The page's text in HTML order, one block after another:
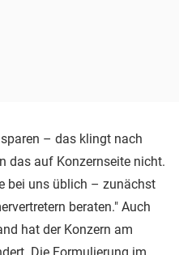
– das klingt nach
das auf Konzernseite nicht.
bei uns üblich – zunächst
beraten." Auch
hat der Konzern am